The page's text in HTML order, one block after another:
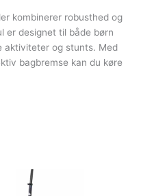
kombinerer robusthed og
er designet til både børn
aktiviteter og stunts. Med
bagbremse kan du køre